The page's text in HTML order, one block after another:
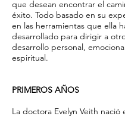
que desean encontrar el
éxito. Todo basado en su
en las herramientas que ella
desarrollado para dirigir a
desarrollo personal,
espiritual.
PRIMEROS AÑOS
La doctora Evelyn Veith nació